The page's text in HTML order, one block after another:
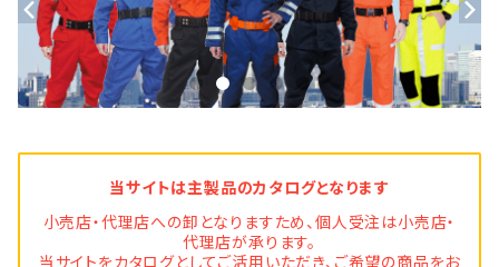
当サイトは主製品のカタログとなります
小売店・代理店への卸となりますため、個人受注は小売店・
代理店が承ります。
当サイトをカタログとしてご活用いただき、ご希望の商品をお